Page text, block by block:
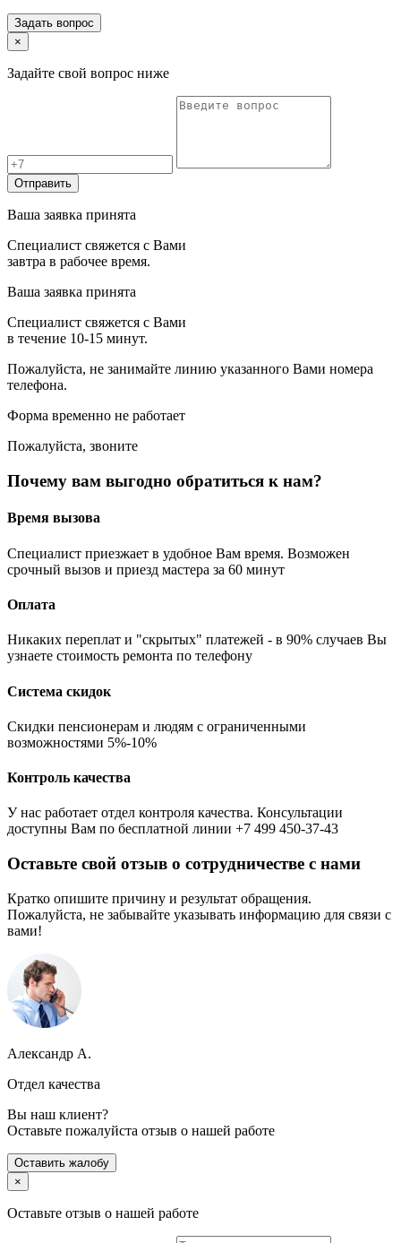
Задать вопрос
×
Задайте свой вопрос ниже
Отправить
Ваша заявка принята
Специалист свяжется с Вами
завтра в рабочее время.
Ваша заявка принята
Специалист свяжется с Вами
в течение 10-15 минут.
Пожалуйста, не занимайте линию указанного Вами номера
телефона.
Форма временно не работает
Пожалуйста, звоните
Почему вам выгодно обратиться к нам?
Время вызова
Специалист приезжает в удобное Вам время. Возможен
срочный вызов и приезд мастера за 60 минут
Оплата
Никаких переплат и "скрытых" платежей - в 90% случаев Вы
узнаете стоимость ремонта по телефону
Система скидок
Скидки пенсионерам и людям с ограниченными
возможностями 5%-10%
Контроль качества
У нас работает отдел контроля качества. Консультации
доступны Вам по бесплатной линии +7 499 450-37-43
Оставьте свой отзыв о сотрудничестве с нами
Кратко опишите причину и результат обращения.
Пожалуйста, не забывайте указывать информацию для связи с
вами!
Александр А.
Отдел качества
Вы наш клиент?
Оставьте пожалуйста отзыв о нашей работе
Оставить жалобу
×
Оставьте отзыв о нашей работе